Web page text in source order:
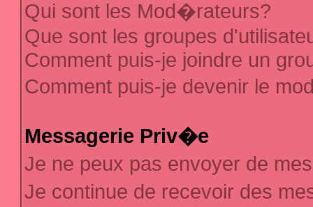
Qui sont les Mod�rateurs?
Que sont les groupes
Comment puis-je joindre un
Comment puis-je devenir le
Messagerie Priv�e
Je ne peux pas envoyer de
Je continue de recevoir des